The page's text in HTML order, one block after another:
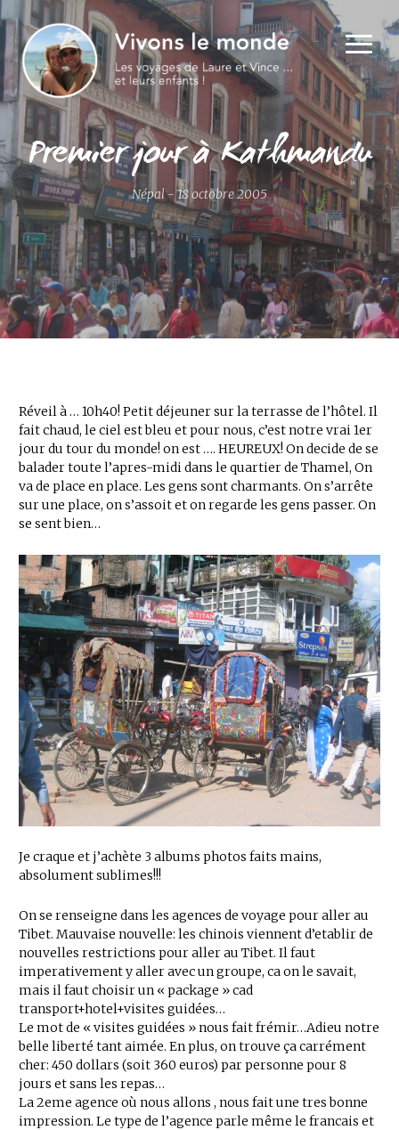
Premier jour à Kathmandu
Népal - 18 octobre 2005
Réveil à … 10h40! Petit déjeuner sur la terrasse de l’hôtel. Il
fait chaud, le ciel est bleu et pour nous, c’est notre vrai 1er
jour du tour du monde! on est …. HEUREUX! On decide de se
balader toute l’apres-midi dans le quartier de Thamel, On
va de place en place. Les gens sont charmants. On s’arrête
sur une place, on s’assoit et on regarde les gens passer. On
se sent bien…
Je craque et j’achète 3 albums photos faits mains,
absolument sublimes!!!
On se renseigne dans les agences de voyage pour aller au
Tibet. Mauvaise nouvelle: les chinois viennent d’etablir de
nouvelles restrictions pour aller au Tibet. Il faut
imperativement y aller avec un groupe, ca on le savait,
mais il faut choisir un « package » cad
transport+hotel+visites guidées…
Le mot de « visites guidées » nous fait frémir…Adieu notre
belle liberté tant aimée. En plus, on trouve ça carrément
cher: 450 dollars (soit 360 euros) par personne pour 8
jours et sans les repas…
La 2eme agence où nous allons , nous fait une tres bonne
impression. Le type de l’agence parle même le francais et